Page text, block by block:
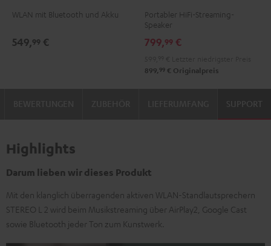
WLAN mit Bluetooth und Akku
549,99 €
Portabler HiFi-Streaming-
Speaker
799,99 €
899, 99 € Originalpreis
SUPPORT
Highlights
Darum lieben wir dieses Produkt
Mit den klanglich überragenden aktiven WLAN-Standlautsprechern
STEREO L 2 wird beim Musikstreaming über AirPlay2, Google Cast
sowie Bluetooth jeder Ton zum Kunstwerk.